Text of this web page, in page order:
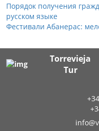
Порядок получения
русском языке
Фестивали Абанерас:
Torrevieja
Tur